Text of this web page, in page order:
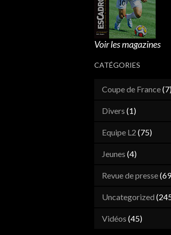
Voir les magazines
CATÉGORIES
Coupe de France
Divers (1)
Equipe L2 (75)
Jeunes (4)
Revue de presse
Uncategorized
Vidéos (45)